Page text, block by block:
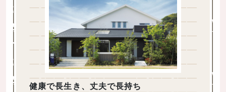
健康で長生き、丈夫で長持ち